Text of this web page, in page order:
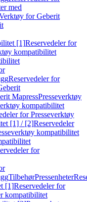
med
for Geberit
[1]Reservedeler for
kompatibilitet
Reservedeler for
MapressPresseverktøy
kompatibilitet
for Presseverktøy
[1] / [2]Reservedeler
kompatibilitet
for
TilbehørPressenheter
[1]Reservedeler for
kompatibilitet